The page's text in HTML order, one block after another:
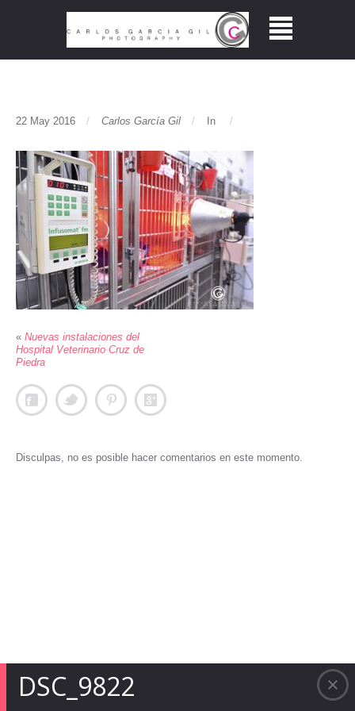
DSC_9822
22 May 2016 Carlos García Gil In
« Nuevas instalaciones del
Hospital Veterinario Cruz de
Piedra
Disculpas, no es posible hacer comentarios en este momento.